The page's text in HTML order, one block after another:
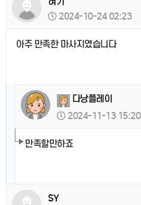
2024-10-24 02:23
아주 만족한 마사지였습니다
다낭플레이
2024-11-13 15:20
만족할만하죠
SY